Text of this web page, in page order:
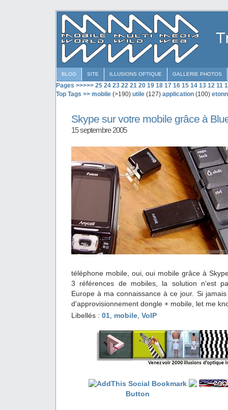
BLOG SITE ILLUSIONS OPTIQUE GALLERIE PHOTOS
Pages >>>>> 25 24 23 22 21 20 19 18 17 16 15 14 13 12 11
Top Tags >> mobile (>190) utile (127) application (100)
Skype sur votre mobile grâce à
15 septembre 2005
téléphone mobile, oui, oui mobile grâce à
3 références de mobiles, la solution n'est
Europe à ma connaissance à ce jour. Si
d'approvisionnement dongle + mobile, let me
Libellés : 01 mobile VoIP